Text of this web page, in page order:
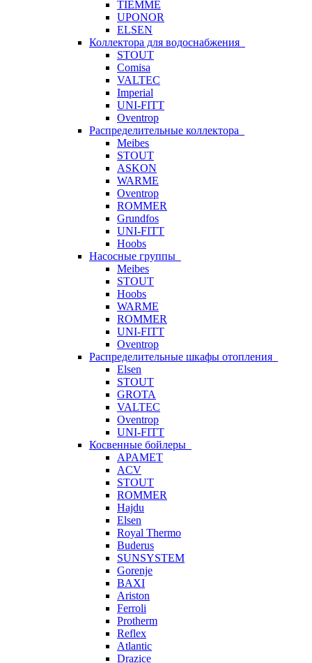
TIEMME
UPONOR
ELSEN
Коллектора для водоснабжения
STOUT
Comisa
VALTEC
Imperial
UNI-FITT
Oventrop
Распределительные коллектора
Meibes
STOUT
ASKON
WARME
Oventrop
ROMMER
Grundfos
UNI-FITT
Hoobs
Насосные группы
Meibes
STOUT
Hoobs
WARME
ROMMER
UNI-FITT
Oventrop
Распределительные шкафы отопления
Elsen
STOUT
GROTA
VALTEC
Oventrop
UNI-FITT
Косвенные бойлеры
APAMET
ACV
STOUT
ROMMER
Hajdu
Elsen
Royal Thermo
Buderus
SUNSYSTEM
Gorenje
BAXI
Ariston
Ferroli
Protherm
Reflex
Atlantic
Drazice